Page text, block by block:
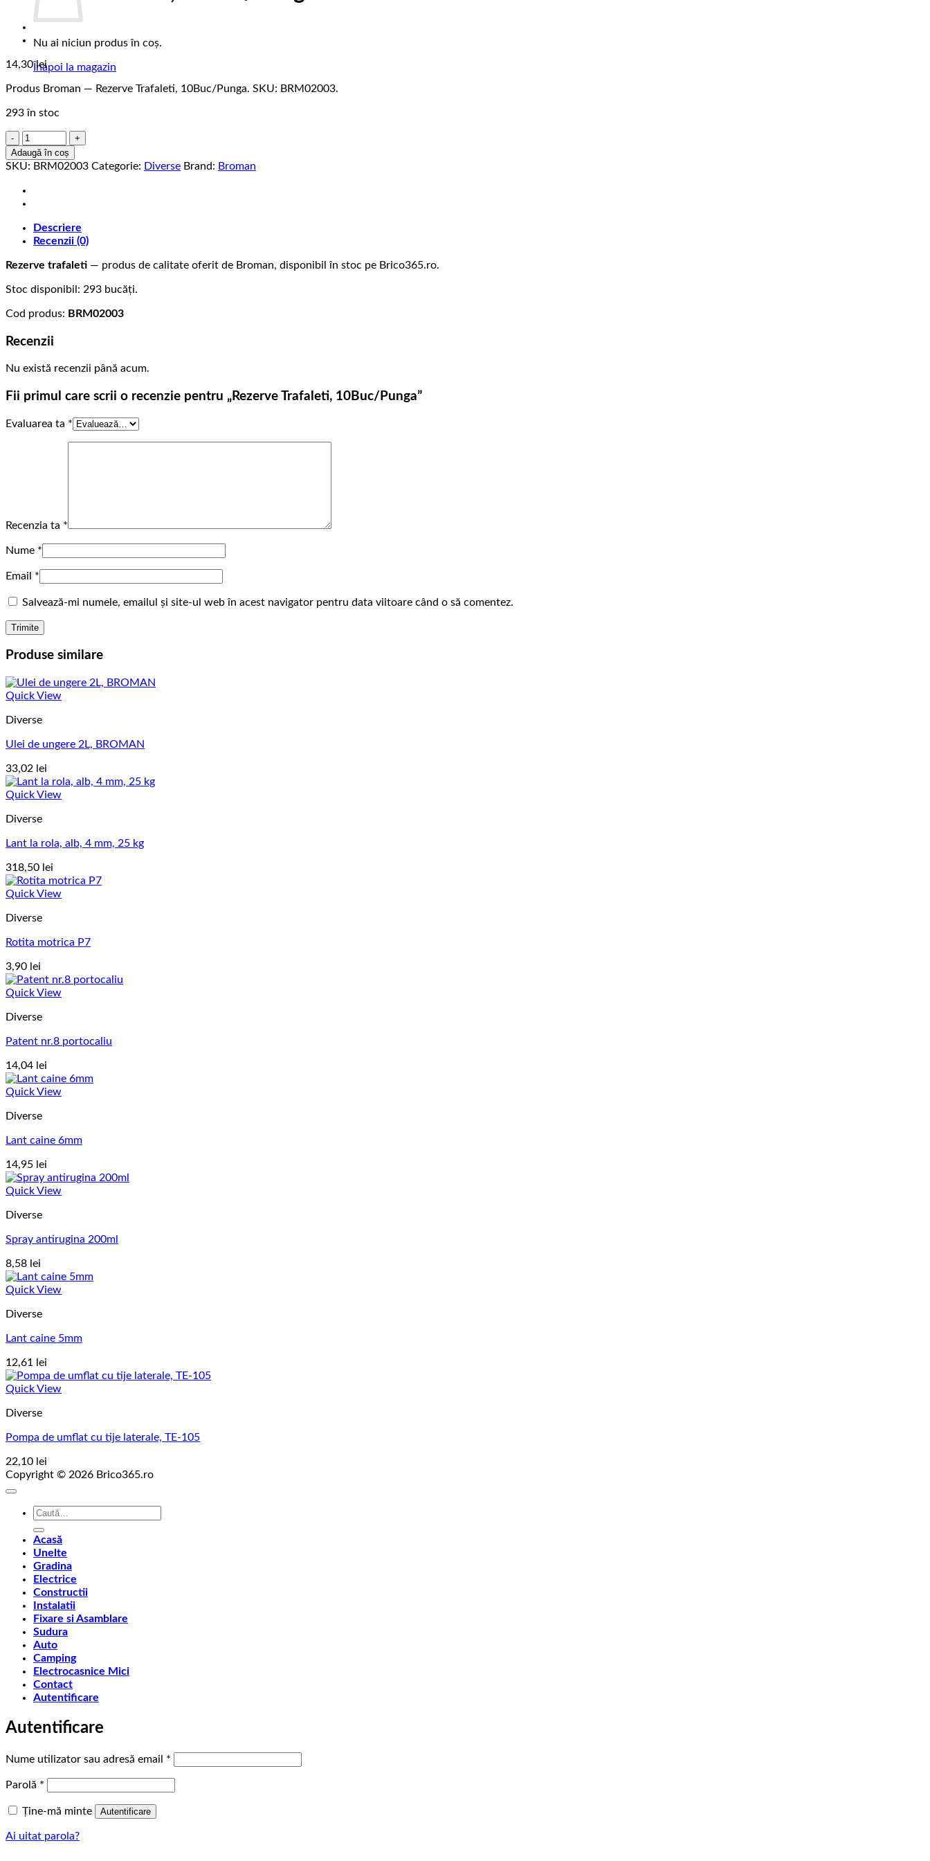
Nu ai niciun produs în coș.
Înapoi la magazin
14,30lei
Produs Broman — Rezerve Trafaleti, 10Buc/Punga. SKU: BRM02003.
293 în stoc
Cantitate
Rezerve
Trafaleti,
Adaugă în coș
SKU: BRM02003 Categorie: Diverse Brand: Broman
Descriere
Recenzii (0)
Rezerve trafaleti — produs de calitate oferit de Broman, disponibil în stoc pe Brico365.ro.
Stoc disponibil: 293 bucăți.
Cod produs: BRM02003
Recenzii
Nu există recenzii până acum.
Fii primul care scrii o recenzie pentru „Rezerve Trafaleti, 10Buc/Punga”
Evaluarea ta *
Recenzia ta *
Nume *
Email *
Salvează-mi numele, emailul și site-ul web în acest navigator pentru data viitoare când o să comentez.
Produse similare
Quick View
Diverse
Ulei de ungere 2L, BROMAN
33,02 lei
Quick View
Diverse
Lant la rola, alb, 4 mm, 25 kg
318,50 lei
Quick View
Diverse
Rotita motrica P7
3,90 lei
Quick View
Diverse
Patent nr.8 portocaliu
14,04 lei
Quick View
Diverse
Lant caine 6mm
14,95 lei
Quick View
Diverse
Spray antirugina 200ml
8,58 lei
Quick View
Diverse
Lant caine 5mm
12,61 lei
Quick View
Diverse
Pompa de umflat cu tije laterale, TE-105
22,10 lei
Copyright © 2026 Brico365.ro
Caută
Acasă
Unelte
Gradina
Electrice
Constructii
Instalatii
Fixare si Asamblare
Sudura
Auto
Camping
Electrocasnice Mici
Contact
Autentificare
Autentificare
Nume utilizator sau adresă email *
Parolă *
Ține-mă minte Autentificare
Ai uitat parola?